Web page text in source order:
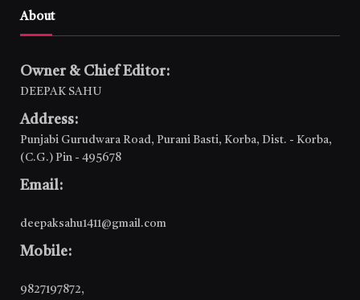
About
Owner & Chief Editor:
DEEPAK SAHU
Address:
Punjabi Gurudwara Road, Purani Basti, Korba, Dist. - Korba,
(C.G.) Pin - 495678
Email:
deepaksahu1411@gmail.com
Mobile:
9827197872,